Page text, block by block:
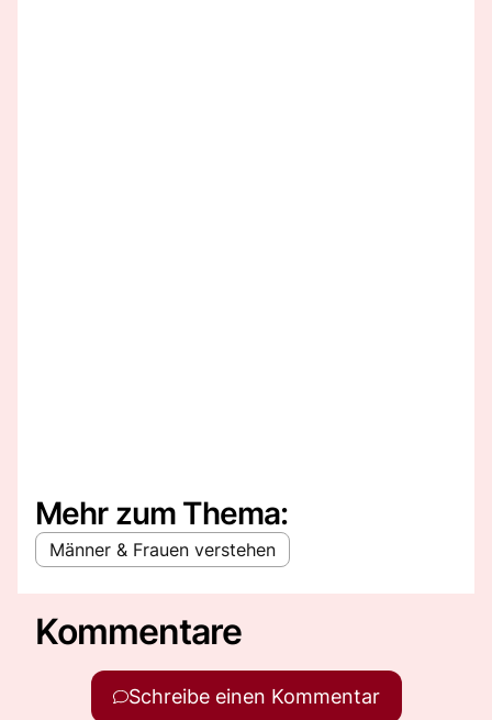
Mehr zum Thema:
Männer & Frauen verstehen
Kommentare
Schreibe einen Kommentar